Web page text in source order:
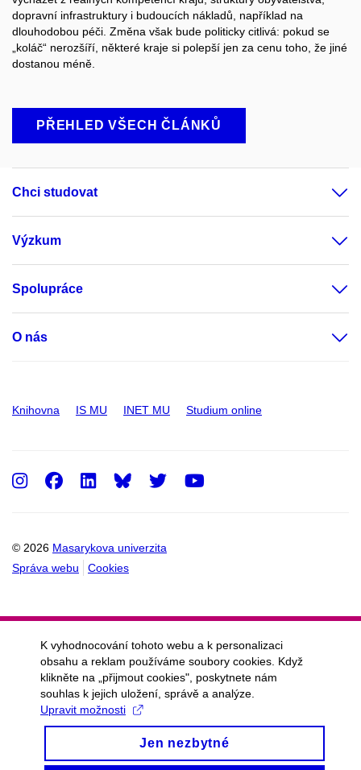
dopravní infrastruktury i budoucích nákladů, například na
dlouhodobou péči. Změna však bude politicky citlivá: pokud se
„koláč“ nerozšíří, některé kraje si polepší jen za cenu toho, že jiné
dostanou méně.
PŘEHLED VŠECH ČLÁNKŮ
Chci studovat
Výzkum
Spolupráce
O nás
Knihovna IS MU INET MU Studium online
© 2026 Masarykova univerzita
Správa webu
Cookies
Instagram
Facebook
LinkedInTwitter
K vyhodnocování tohoto webu a k personalizaci
obsahu a reklam používáme soubory cookies. Když
klikněte na „přijmout cookies", poskytnete nám
souhlas k jejich uložení, správě a analýze.
Upravit možnosti
Jen nezbytné